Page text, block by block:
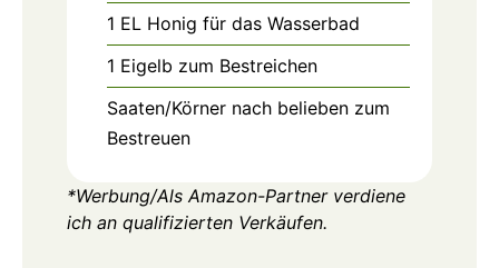
1 EL Honig für das Wasserbad
1 Eigelb zum Bestreichen
Saaten/Körner nach belieben zum
Bestreuen
*Werbung/Als Amazon-Partner verdiene
ich an qualifizierten Verkäufen.